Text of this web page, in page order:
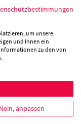
um unsere
und Ihnen ein
zu den von
Nein, anpassen